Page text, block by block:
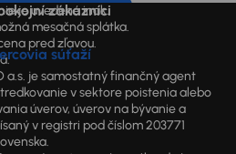
zákazníci
súťaží
je uvedené inak.
mesačná splátka.
pred zľavou.
a.s. je samostatný finančný agent
v sektore poistenia alebo
úverov, úverov na bývanie a
v registri pod číslom 203771